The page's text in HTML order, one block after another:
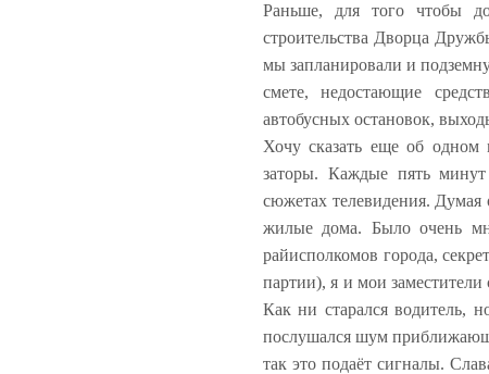
Раньше, для того чтобы
строительства Дворца
мы запланировали и
смете, недостающие
автобусных остановок,
Хочу сказать еще об одном
заторы. Каждые пять минут
сюжетах телевидения. Думая
жилые дома. Было очень
райисполкомов города,
партии), я и мои заместители
Как ни старался водитель,
послушался шум
так это подаёт сигналы.